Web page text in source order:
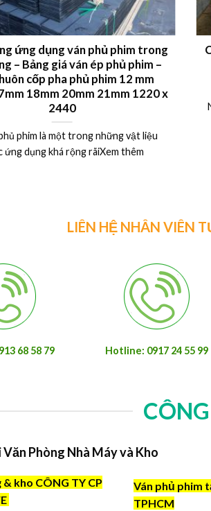
ứng dụng ván phủ phim trong
– Bảng giá ván ép phủ phim –
cốp pha phủ phim 12 mm
18mm 20mm 21mm 1220 x
2440
phim là một trong những vật liệu
ứng dụng khá rộng rãiXem thêm
LIÊN HỆ NHÂN VIÊN
68 58 79 Hotline: 0917 24 55 99
Phòng Nhà Máy và Kho
kho CÔNG TY CP
Ván phủ phim
TPHCM